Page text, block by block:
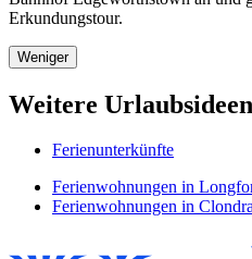
Erkundungstour.
Weniger
Weitere Urlaubsideen
Ferienunterkünfte
Ferienwohnungen in
Ferienwohnungen in